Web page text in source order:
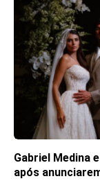
Gabriel Medina
após